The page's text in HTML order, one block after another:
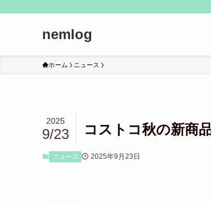
nemlog
ホーム ニュース
コストコ秋の新商
2025
9/23
ニュース 2025年9月23日